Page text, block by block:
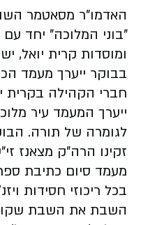
האדמו"ר מסאטמר
"בוני המלוכה" יחד
ומוסדות קרית יואל,
בבוקר ייערך מעמד
חברי הקהילה בקרית
ייערך המעמד עיר
לגומרה של תורה.
זקינו הרה"ק מצאנז
מעמד סיום כתיבת
בכל ריכוזי חסידות
השבת את השבת